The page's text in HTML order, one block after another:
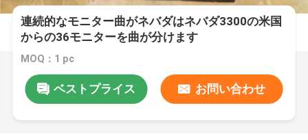
連続的なモニター曲がネバダはネバダ3300の米国
からの36モニターを曲が分けます
MOQ：1 pc
ベストプライス お問い合わせ